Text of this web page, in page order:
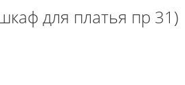
для платья пр 31)